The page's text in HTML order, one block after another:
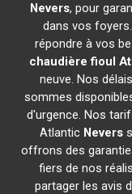
Nevers, pour
dans vos
répondre à vos
chaudière fioul
neuve. Nos
sommes
d'urgence. Nos
Atlantic Nevers
offrons des
fiers de nos
partager les avis